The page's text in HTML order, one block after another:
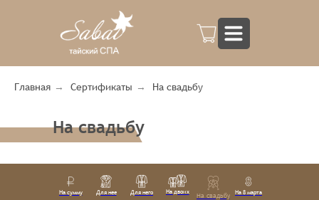
Главная → Сертификаты → На свадьбу
На свадьбу
На сумму Для нее Для него На двоих
На свадьбу На 8 марта